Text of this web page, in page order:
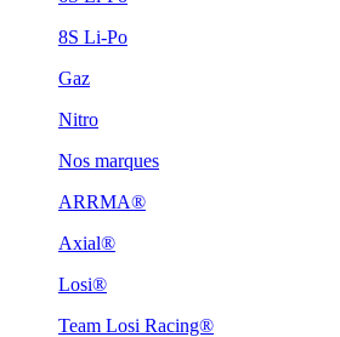
8S Li-Po
Gaz
Nitro
Nos marques
ARRMA®
Axial®
Losi®
Team Losi Racing®